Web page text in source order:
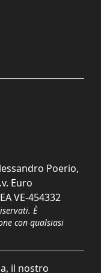
Poerio,
Euro
VE-454332
È
con qualsiasi
il nostro